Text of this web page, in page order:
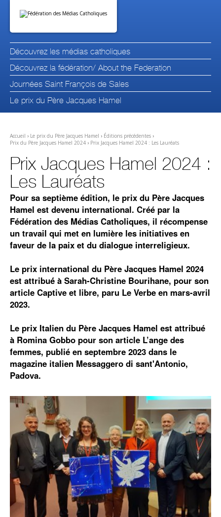
contenu.
navigation
personnels
Découvrez les médias catholiques
Découvrez la fédération/ About the Federation
Journées Saint François de Sales
Le prix du Père Jacques Hamel
Accueil › Le prix du Père Jacques Hamel › Éditions précédentes ›
Prix du Père Jacques Hamel 2024 › Prix Jacques Hamel 2024 : Les Lauréats
Prix Jacques Hamel 2024 :
Les Lauréats
Pour sa septième édition, le prix du Père Jacques
Hamel est devenu international. Créé par la
Fédération des Médias Catholiques, il récompense
un travail qui met en lumière les initiatives en
faveur de la paix et du dialogue interreligieux.
Le prix international du Père Jacques Hamel 2024
est attribué́ à Sarah-Christine Bourihane, pour son
article Captive et libre, paru Le Verbe en mars-avril
2023.
Le prix Italien du Père Jacques Hamel est attribué
à Romina Gobbo pour son article L’ange des
femmes, publié en septembre 2023 dans le
magazine italien Messaggero di sant'Antonio,
Padova.